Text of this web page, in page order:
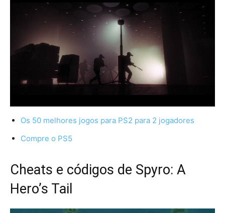
Os 50 melhores jogos para PS2 para 2 jogadores
Compre o PS5
Cheats e códigos de Spyro: A
Hero’s Tail